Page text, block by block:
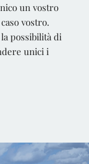
un vostro
vostro.
possibilità di
unici i